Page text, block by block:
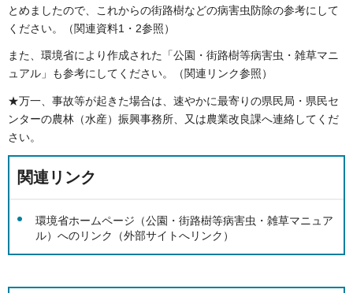
とめましたので、これからの街路樹などの病害虫防除の参考にして
ください。（関連資料1・2参照）
また、環境省により作成された「公園・街路樹等病害虫・雑草マニ
ュアル」も参考にしてください。（関連リンク参照）
★万一、事故等が起きた場合は、速やかに最寄りの県民局・県民セ
ンターの農林（水産）振興事務所、又は農業改良課へ連絡してくだ
さい。
関連リンク
環境省ホームページ（公園・街路樹等病害虫・雑草マニュア
ル）へのリンク（外部サイトへリンク）